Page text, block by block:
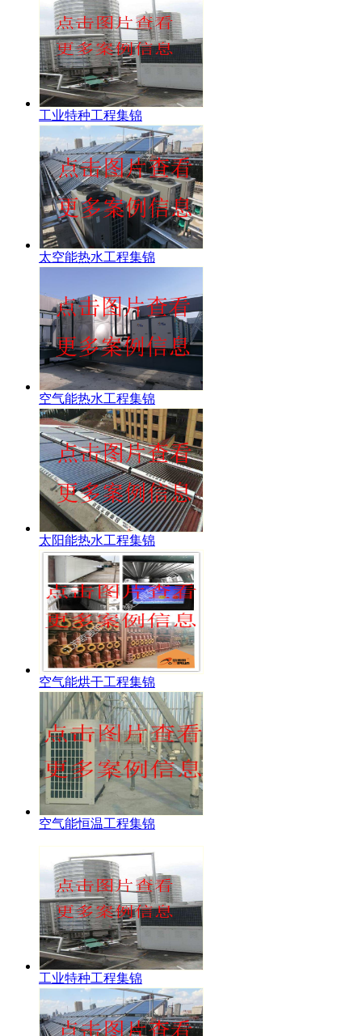
工业特种工程集锦
太空能热水工程集锦
空气能热水工程集锦
太阳能热水工程集锦
空气能烘干工程集锦
空气能恒温工程集锦
工业特种工程集锦